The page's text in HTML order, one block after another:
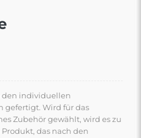
und sicherer
sich keine Sorgen machen –
der von Ihnen bestellte
über einen eigenen
deshalb können wir
unversehrt ankommt, ohne
Sie einen Spiegel in